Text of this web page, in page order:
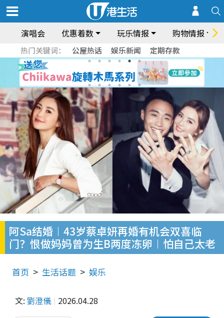
演唱会 优惠着数 玩乐情报 购物情报
热门关键词： 公屋热话 娱乐新闻 定期存款
阿Sa结婚︱43岁蔡卓妍再婚有机会双喜临
门？恨做妈妈曾为生B两度冻卵︱怕自己太老
首页 生活话题 娱乐
文: 劉澄儀 2026.04.28